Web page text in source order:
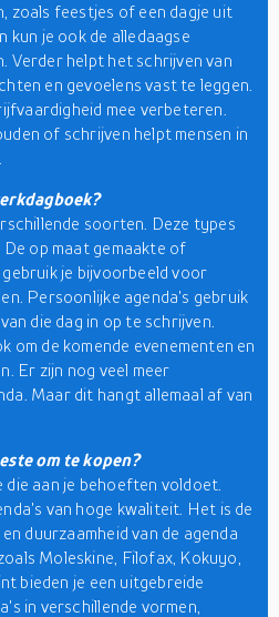
zoals feestjes of een dagje uit
kun je ook de alledaagse
Verder helpt het schrijven van
en gevoelens vast te leggen.
mee verbeteren.
of schrijven helpt mensen in
soorten. Deze types
op maat gemaakte of
je bijvoorbeeld voor
Persoonlijke agenda's gebruik
die dag in op te schrijven.
om de komende evenementen en
Er zijn nog veel meer
Maar dit hangt allemaal af van
om te kopen?
die aan je behoeften voldoet.
van hoge kwaliteit. Het is de
duurzaamheid van de agenda
Moleskine, Filofax, Kokuyo,
bieden je een uitgebreide
in verschillende vormen,